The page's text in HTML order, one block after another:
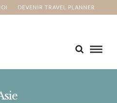
DEVENIR TRAVEL PLANNER